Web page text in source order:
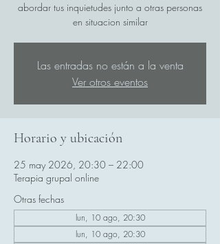
abordar tus inquietudes junto a otras personas
en situacion similar
Las entradas no están a la venta
Ver otros eventos
Horario y ubicación
25 may 2026, 20:30 – 22:00
Terapia grupal online
Otras fechas
lun, 10 ago, 20:30
lun, 10 ago, 20:30